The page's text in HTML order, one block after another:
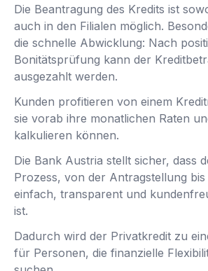
Die Beantragung des Kredits ist
auch in den Filialen möglich.
die schnelle Abwicklung: Nach
Bonitätsprüfung kann der
ausgezahlt werden.
Kunden profitieren von einem
sie vorab ihre monatlichen Raten
kalkulieren können.
Die Bank Austria stellt sicher, dass
Prozess, von der Antragstellung
einfach, transparent und
ist.
Dadurch wird der Privatkredit zu
für Personen, die finanzielle